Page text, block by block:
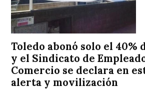
Toledo abonó solo el 40%
y el Sindicato de
Comercio se declara en
alerta y movilización